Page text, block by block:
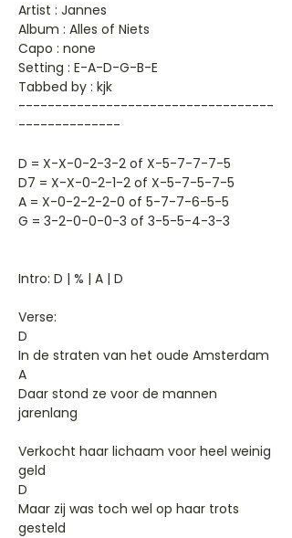
Artist : Jannes
Album : Alles of Niets
Capo : none
Setting : E-A-D-G-B-E
Tabbed by : kjk
-----------------------------------
--------------
D = X-X-0-2-3-2 of X-5-7-7-7-5
D7 = X-X-0-2-1-2 of X-5-7-5-7-5
A = X-0-2-2-2-0 of 5-7-7-6-5-5
G = 3-2-0-0-0-3 of 3-5-5-4-3-3
Intro: D | % | A | D
Verse:
D
In de straten van het oude Amsterdam
A
Daar stond ze voor de mannen
jarenlang
Verkocht haar lichaam voor heel weinig
geld
D
Maar zij was toch wel op haar trots
gesteld